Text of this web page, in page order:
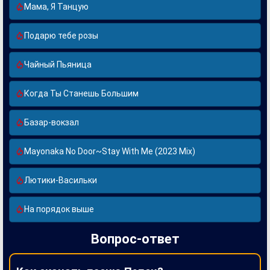
Мама, Я Танцую
Подарю тебе розы
Чайный Пьяница
Когда Ты Станешь Большим
Базар-вокзал
Mayonaka No Door~Stay With Me (2023 Mix)
Лютики-Васильки
На порядок выше
Вопрос-ответ